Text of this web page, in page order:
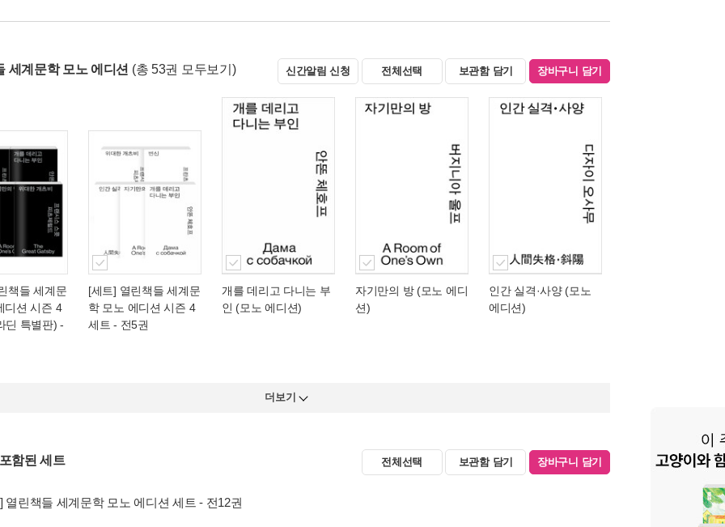
세계문학 모노 에디션 (총 53권 모두보기) 신간알림 신청 전체선택 보관함 담기 장바구니 담기
책들 세계문
디션 시즌 4
딘 특별판) -
[세트] 열린책들 세계문
학 모노 에디션 시즌 4
세트 - 전5권
개를 데리고 다니는 부
인 (모노 에디션)
자기만의 방 (모노 에디
션)
인간 실격·사양 (모노
에디션)
더보기
함된 세트 전체선택 보관함 담기 장바구니 담기
열린책들 세계문학 모노 에디션 세트 - 전12권